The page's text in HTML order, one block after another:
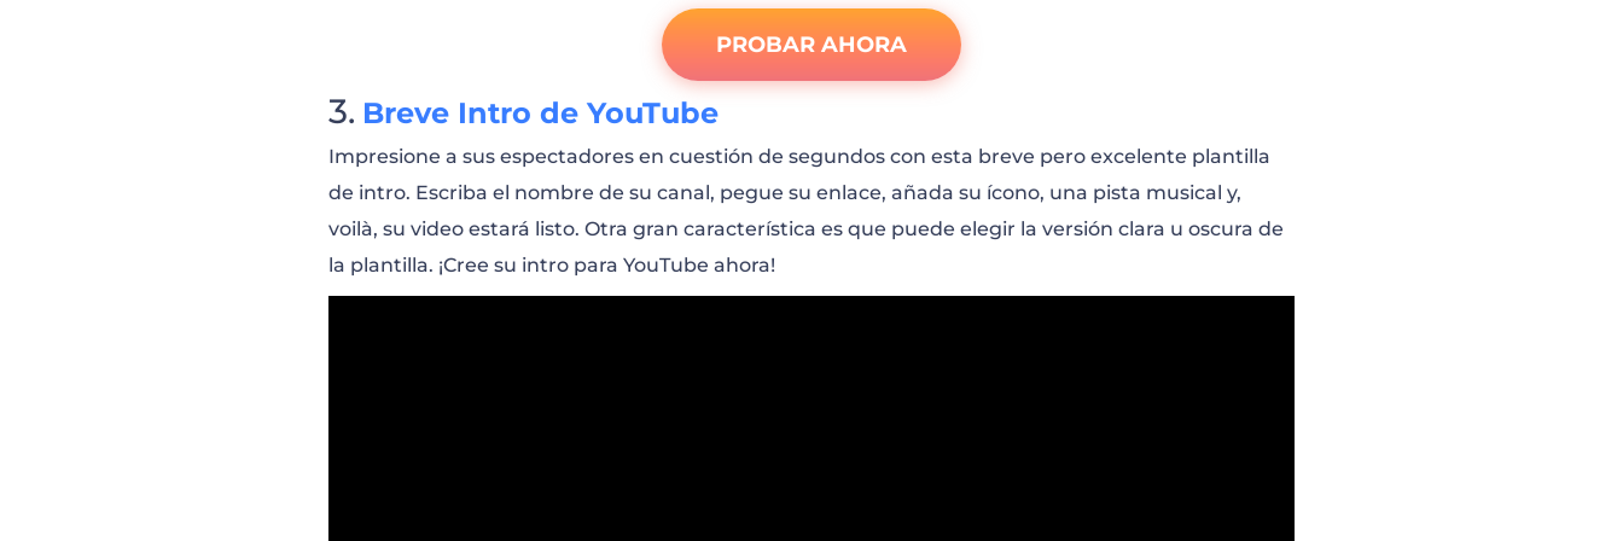
PROBAR AHORA
Breve Intro de YouTube
Impresione a sus espectadores en cuestión de segundos con esta breve pero excelente plantilla
de intro. Escriba el nombre de su canal, pegue su enlace, añada su ícono, una pista musical y,
voilà, su video estará listo. Otra gran característica es que puede elegir la versión clara u oscura de
la plantilla. ¡Cree su intro para YouTube ahora!